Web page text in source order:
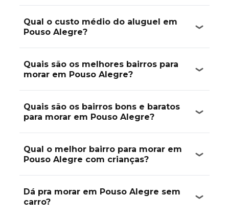
Qual o custo médio do aluguel em
Pouso Alegre?
Quais são os melhores bairros para
morar em Pouso Alegre?
Quais são os bairros bons e baratos
para morar em Pouso Alegre?
Qual o melhor bairro para morar em
Pouso Alegre com crianças?
Dá pra morar em Pouso Alegre sem
carro?